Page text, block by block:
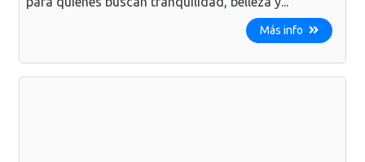
Más info